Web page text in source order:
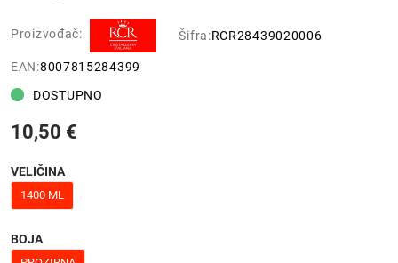
Proizvođač: Šifra:RCR28439020006
EAN:8007815284399
DOSTUPNO
10,50 €
VELIČINA
1400 ML
BOJA